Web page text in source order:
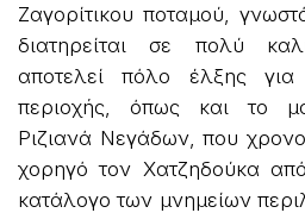
Ζαγορίτικου ποταμού,
διατηρείται σε πολύ
αποτελεί πόλο έλξης για
περιοχής, όπως και το
Ριζιανά Νεγάδων, που
χορηγό τον Χατζηδούκα
κατάλογο των μνημείων